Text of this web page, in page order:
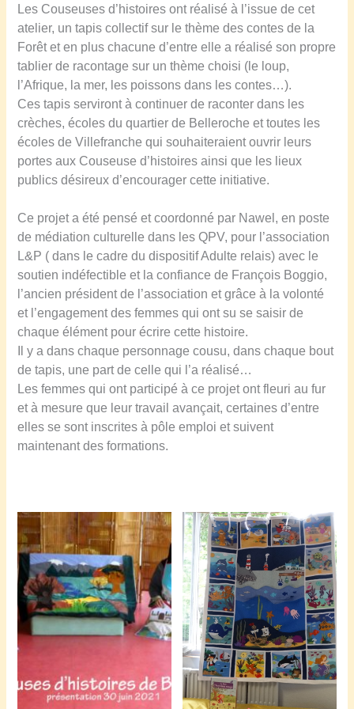
i
l
m
d
e
C
h
l
o
é
a
z
l
o
–
A
v
e
c
A
l
b
a
w
a
c
h
e
r
Les Couseuses d’histoires ont réalisé à l’issue de cet
atelier, un tapis collectif sur le thème des contes de la
Forêt et en plus chacune d’entre elle a réalisé son propre
tablier de racontage sur un thème choisi (le loup,
l’Afrique, la mer, les poissons dans les contes…).
Ces tapis serviront à continuer de raconter dans les
crèches, écoles du quartier de Belleroche et toutes les
écoles de Villefranche qui souhaiteraient ouvrir leurs
portes aux Couseuse d’histoires ainsi que les lieux
publics désireux d’encourager cette initiative.
Ce projet a été pensé et coordonné par Nawel, en poste
de médiation culturelle dans les QPV, pour l’association
L&P ( dans le cadre du dispositif Adulte relais) avec le
soutien indéfectible et la confiance de François Boggio,
l’ancien président de l’association et grâce à la volonté
et l’engagement des femmes qui ont su se saisir de
chaque élément pour écrire cette histoire.
Il y a dans chaque personnage cousu, dans chaque bout
de tapis, une part de celle qui l’a réalisé…
Les femmes qui ont participé à ce projet ont fleuri au fur
et à mesure que leur travail avançait, certaines d’entre
elles se sont inscrites à pôle emploi et suivent
maintenant des formations.